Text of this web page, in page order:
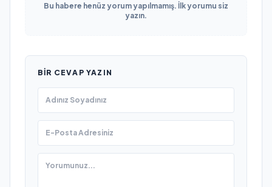
Bu habere henüz yorum yapılmamış. İlk yorumu siz
yazın.
BIR CEVAP YAZIN